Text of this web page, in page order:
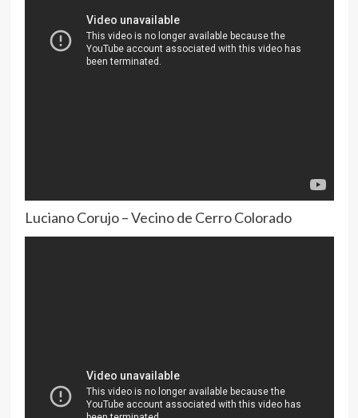
Luciano Corujo – Vecino de Cerro Colorado